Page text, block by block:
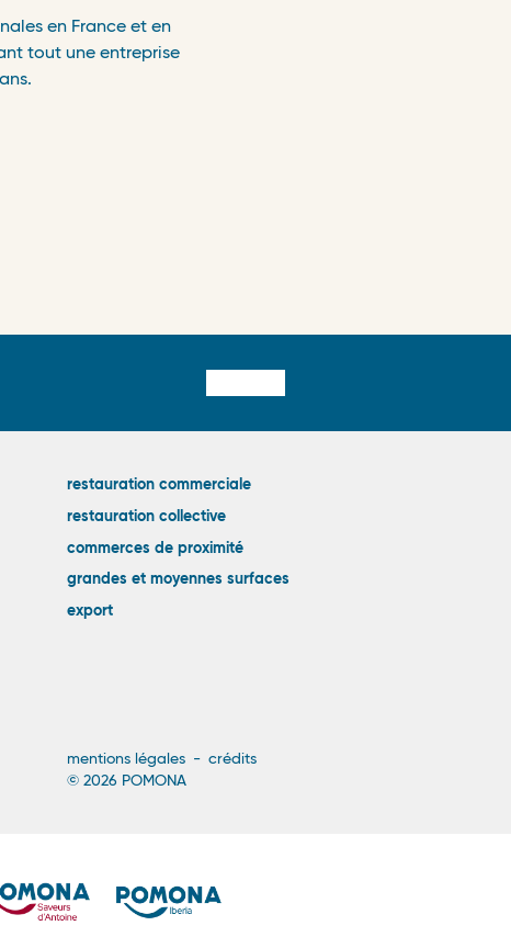
en France et en
tout une entreprise
Liens
externes
restauration commerciale
restauration collective
commerces de proximité
grandes et moyennes surfaces
export
Menu
de
page
mentions légales
crédits
© 2026 POMONA